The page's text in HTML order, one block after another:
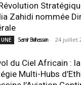
Zahidi nommée
Samir Belhassen - 24 juillet
du Ciel Africain :
Multi-Hubs